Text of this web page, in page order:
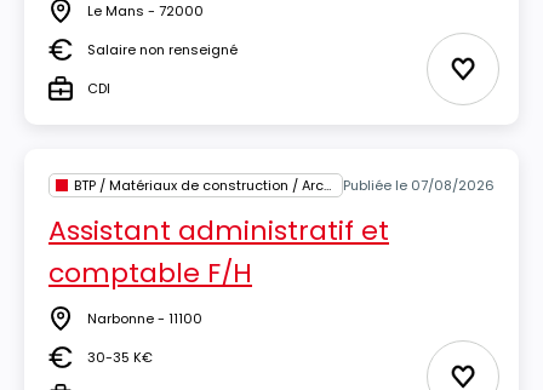
Lieu Le Mans - 72000
SalaireSalaire non renseigné
TypeCDI Ajouter
BTP / Matériaux de construction / Architecture Publiée le 07/08/2026
Assistant administratif et
comptable F/H
Lieu Narbonne - 11100
Salaire30-35 K€